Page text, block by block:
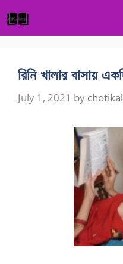
to
content
রিনি খালার বাসায়
July 1, 2021 by